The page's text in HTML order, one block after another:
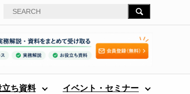
立ち資料 イベント・セミナー